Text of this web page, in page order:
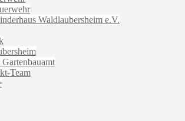
Waldlaubersheim e.V.
Team